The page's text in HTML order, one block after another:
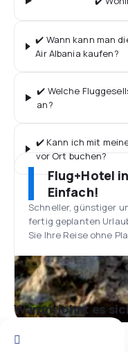
✔️ Wann kann man
Air Albania kaufen?
✔️ Welche
an?
✔️ Kann ich mit
vor Ort buchen?
Flug+Hotel
Einfach!
Schneller, günstiger
fertig geplanten
Sie Ihre Reise ohne
Warum lohnt es